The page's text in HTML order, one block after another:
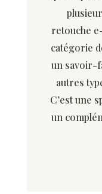
retouche
catégorie
un savoir-
autres
C’est une
un